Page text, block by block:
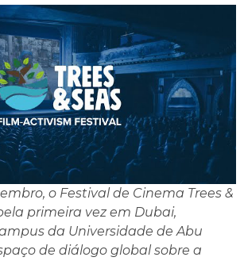
o Festival de Cinema Trees &
primeira vez em Dubai,
da Universidade de Abu
de diálogo global sobre a